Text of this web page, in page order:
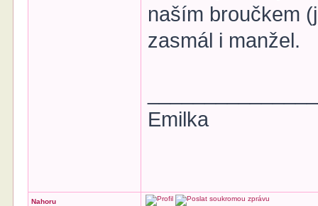
naším broučkem
zasmál i manžel.
Emilka
Nahoru